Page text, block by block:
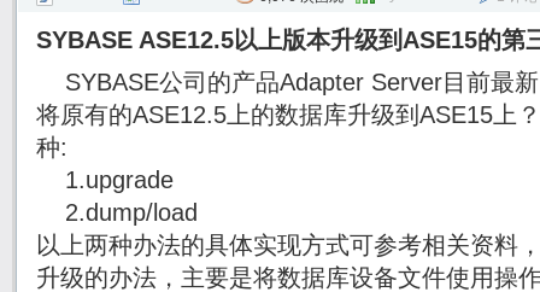
SYBASE ASE12.5以上版本升级到 ASE15的第
SYBASE公司的产品Adapter Server目前最
将原有的ASE12.5上的数据库升级到ASE15上
种:
1.upgrade
2.dump/load
以上两种办法的具体实现方式可参考相关资料
升级的办法，主要是将数据库设备文件使用操